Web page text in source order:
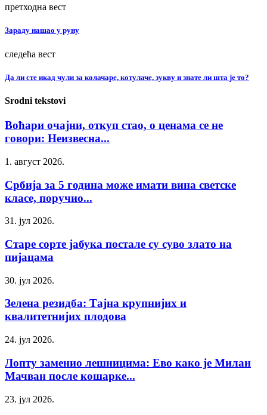
претходна вест
Зараду нашао у руну
следећа вест
Да ли сте икад чули за колачаре, котулаче, зукву и знате ли шта је то?
Srodni tekstovi
Воћари очајни, откуп стао, о ценама се не
говори: Неизвесна...
1. август 2026.
Србија за 5 година може имати вина светске
класе, поручио...
31. јул 2026.
Старе сорте јабука постале су суво злато на
пијацама
30. јул 2026.
Зелена резидба: Тајна крупнијих и
квалитетнијих плодова
24. јул 2026.
Лопту заменио лешницима: Ево како је Милан
Мачван после кошарке...
23. јул 2026.